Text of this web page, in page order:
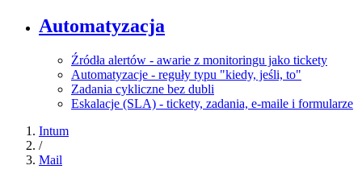
Automatyzacja
Źródła alertów - awarie z monitoringu jako tickety
Automatyzacje - reguły typu "kiedy, jeśli, to"
Zadania cykliczne bez dubli
Eskalacje (SLA) - tickety, zadania, e-maile i formularze
Intum
/
Mail